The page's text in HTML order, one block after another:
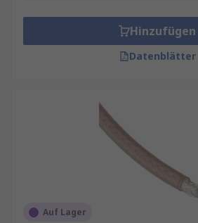
Hinzufügen
Datenblätter
Auf Lager